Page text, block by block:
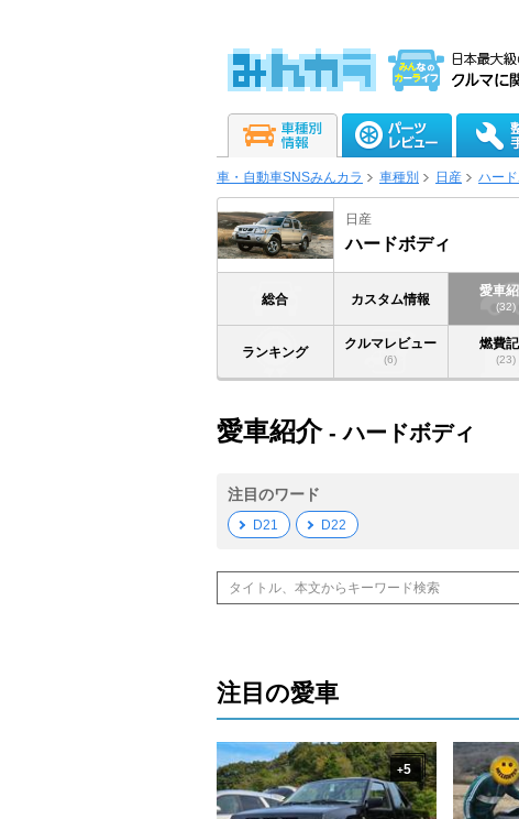
車・自動車SNSみんカラ 車種別 日産 ハー
日産
ハードボディ
総合 カスタム情報
愛車
(32)
ランキング
クルマレビュー
(6)
燃費
(23)
愛車紹介- ハードボディ
注目のワード
D21 D22
注目の愛車
+5